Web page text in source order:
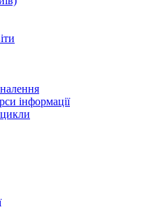
інформації
цикли